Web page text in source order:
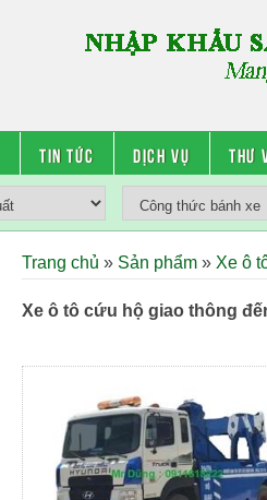
Tin tức Dịch vụ Thư
Trang chủ » Sản phẩm » Xe ô
Xe ô tô cứu hộ giao thông